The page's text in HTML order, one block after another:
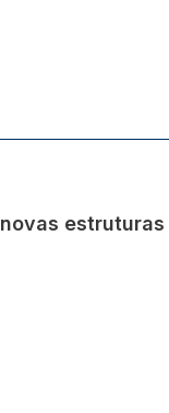
estruturas